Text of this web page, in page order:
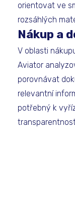
orientovat ve
rozsáhlých
Nákup a
V oblasti
Aviator
porovnávat
relevantní
potřebný k